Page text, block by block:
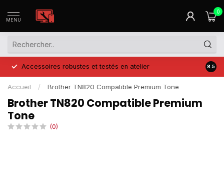
MENU
0
Accessoires robustes et testés en atelier Prix
8.5
Accueil / Brother TN820 Compatible Premium Tone
Brother TN820 Compatible Premium
Tone
(0)